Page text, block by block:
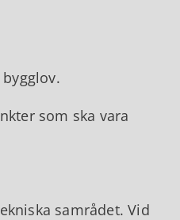
som ska vara
samrådet. Vid